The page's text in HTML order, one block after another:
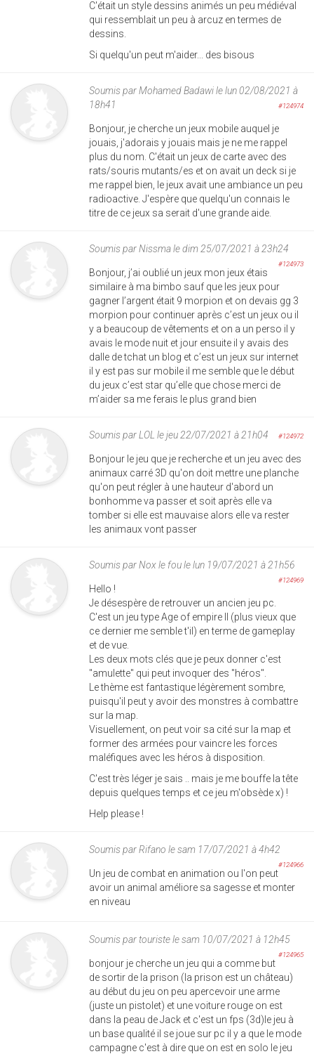
C'était un style dessins animés un peu médiéval
qui ressemblait un peu à arcuz en termes de
dessins.
Si quelqu'un peut m'aider... des bisous
Soumis parMohamed Badawile lun 02/08/2021 à
18h41
#124974
Bonjour, je cherche un jeux mobile auquel je
jouais, j'adorais y jouais mais je ne me rappel
plus du nom. C'était un jeux de carte avec des
rats/souris mutants/es et on avait un deck si je
me rappel bien, le jeux avait une ambiance un peu
radioactive. J'espère que quelqu'un connais le
titre de ce jeux sa serait d'une grande aide.
Soumis parNissmale dim 25/07/2021 à 23h24
#124973
Bonjour, j’ai oublié un jeux mon jeux étais
similaire à ma bimbo sauf que les jeux pour
gagner l’argent était 9 morpion et on devais gg 3
morpion pour continuer après c’est un jeux ou il
y a beaucoup de vêtements et on a un perso il y
avais le mode nuit et jour ensuite il y avais des
dalle de tchat un blog et c’est un jeux sur internet
il y est pas sur mobile il me semble que le début
du jeux c’est star qu’elle que chose merci de
m’aider sa me ferais le plus grand bien
Soumis parLOL le jeu 22/07/2021 à 21h04 #124972
Bonjour le jeu que je recherche et un jeu avec des
animaux carré 3D qu'on doit mettre une planche
qu'on peut régler à une hauteur d'abord un
bonhomme va passer et soit après elle va
tomber si elle est mauvaise alors elle va rester
les animaux vont passer
Soumis parNox le foule lun 19/07/2021 à 21h56
#124969
Hello !
Je désespère de retrouver un ancien jeu pc.
C'est un jeu type Age of empire II (plus vieux que
ce dernier me semble t'il) en terme de gameplay
et de vue.
Les deux mots clés que je peux donner c'est
"amulette" qui peut invoquer des "héros".
Le thème est fantastique légèrement sombre,
puisqu'il peut y avoir des monstres à combattre
sur la map.
Visuellement, on peut voir sa cité sur la map et
former des armées pour vaincre les forces
maléfiques avec les héros à disposition.
C'est très léger je sais .. mais je me bouffe la tête
depuis quelques temps et ce jeu m'obsède x) !
Help please !
Soumis parRifano le sam 17/07/2021 à 4h42
#124966
Un jeu de combat en animation ou l'on peut
avoir un animal améliore sa sagesse et monter
en niveau
Soumis partouristele sam 10/07/2021 à 12h45
#124965
bonjour je cherche un jeu qui a comme but
de sortir de la prison (la prison est un château)
au début du jeu on peu apercevoir une arme
(juste un pistolet) et une voiture rouge on est
dans la peau de Jack et c'est un fps (3d)le jeu à
un base qualité il se joue sur pc il y a que le mode
campagne c'est à dire que on est en solo le jeu